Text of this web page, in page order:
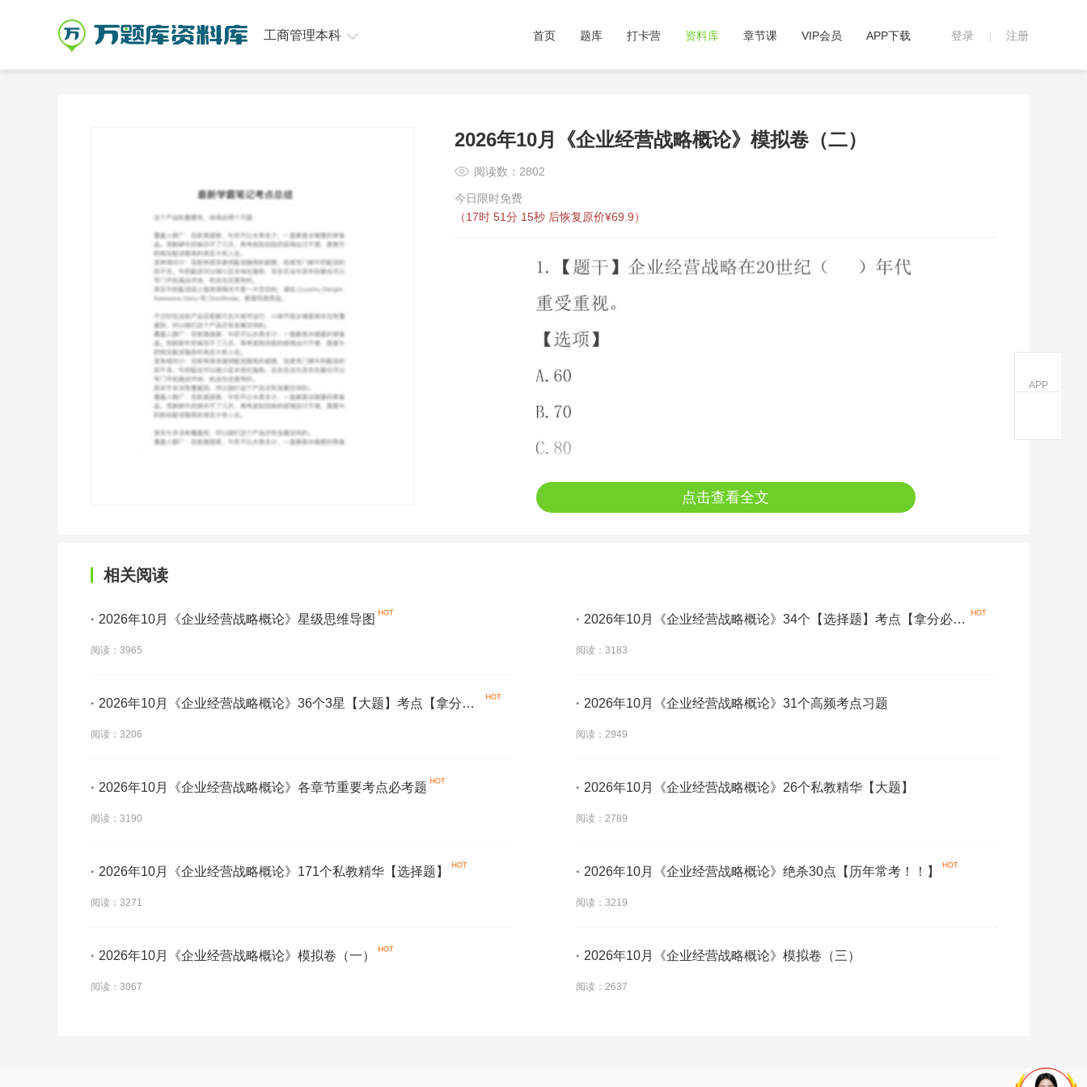
登录 注册
首页 题库 打卡营 资料库 章节课 VIP会员 APP下载
工商管理本科
2026年10月《企业经营战略概论》模拟卷（二）
阅读数：2802
今日限时免费
（17时 51分 14秒 后恢复原价¥69.9）
点击查看全文
相关阅读
· 2026年10月《企业经营战略概论》星级思维导图
阅读：3965
· 2026年10月《企业经营战略概论》34个【选择题】考点【拿分必
学】
阅读：3183
· 2026年10月《企业经营战略概论》36个3星【大题】考点【拿分必
背】
阅读：3206
· 2026年10月《企业经营战略概论》31个高频考点习题
阅读：2949
· 2026年10月《企业经营战略概论》各章节重要考点必考题
阅读：3190
· 2026年10月《企业经营战略概论》26个私教精华【大题】
阅读：2789
· 2026年10月《企业经营战略概论》171个私教精华【选择题】
阅读：3271
· 2026年10月《企业经营战略概论》绝杀30点【历年常考！！】
阅读：3219
· 2026年10月《企业经营战略概论》模拟卷（一）
阅读：3067
· 2026年10月《企业经营战略概论》模拟卷（三）
阅读：2637
APP